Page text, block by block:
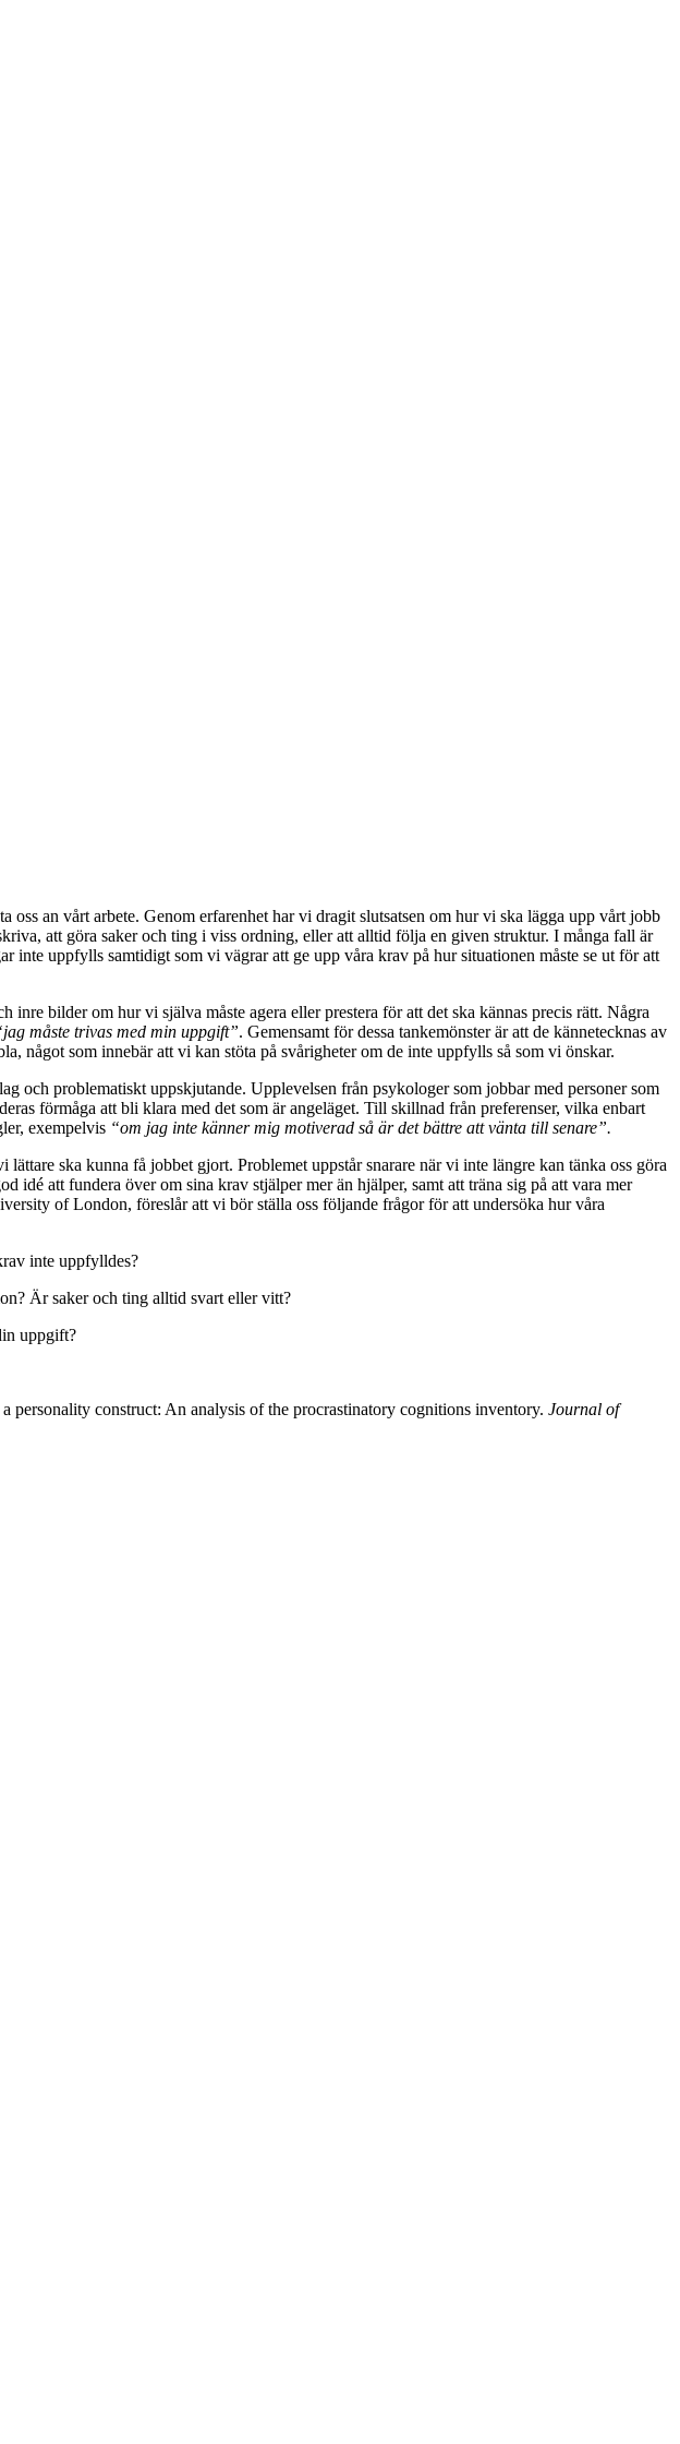
an vårt arbete. Genom erfarenhet har vi dragit slutsatsen om hur vi ska lägga upp vårt jobb
att göra saker och ting i viss ordning, eller att alltid följa en given struktur. I många fall är
uppfylls samtidigt som vi vägrar att ge upp våra krav på hur situationen måste se ut för att
inre bilder om hur vi själva måste agera eller prestera för att det ska kännas precis rätt. Några
måste trivas med min uppgift”. Gemensamt för dessa tankemönster är att de kännetecknas av
något som innebär att vi kan stöta på svårigheter om de inte uppfylls så som vi önskar.
och problematiskt uppskjutande. Upplevelsen från psykologer som jobbar med personer som
förmåga att bli klara med det som är angeläget. Till skillnad från preferenser, vilka enbart
exempelvis “om jag inte känner mig motiverad så är det bättre att vänta till senare”.
ska kunna få jobbet gjort. Problemet uppstår snarare när vi inte längre kan tänka oss göra
att fundera över om sina krav stjälper mer än hjälper, samt att träna sig på att vara mer
of London, föreslår att vi bör ställa oss följande frågor för att undersöka hur våra
inte uppfylldes?
Är saker och ting alltid svart eller vitt?
uppgift?
construct: An analysis of the procrastinatory cognitions inventory. Journal of